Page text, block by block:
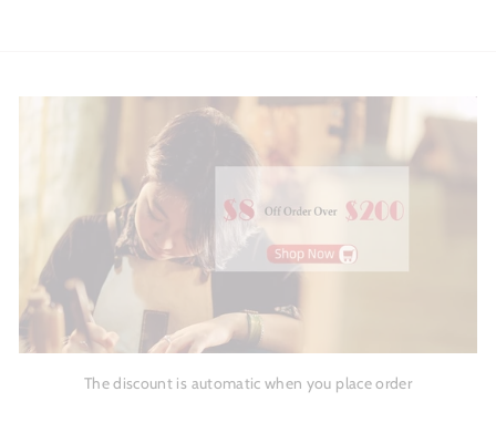
The discount is automatic when you place order